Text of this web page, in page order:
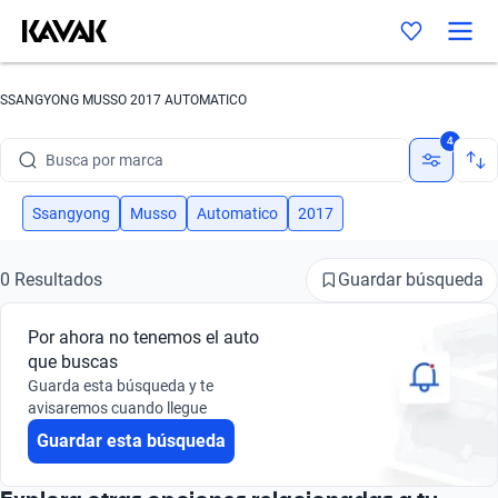
SSANGYONG MUSSO 2017 AUTOMATICO
Busca por versión
Busca por marca
Busca por modelo
Busca por año
4
Ssangyong Musso Automatico 2017
0 Resultados Guardar búsqueda
Por ahora no tenemos el auto
que buscas
Guarda esta búsqueda y te
avisaremos cuando llegue
Guardar esta búsqueda